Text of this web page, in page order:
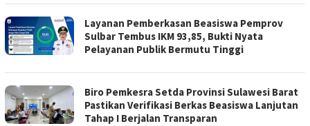
Layanan Pemberkasan Beasiswa Pemprov
Sulbar Tembus IKM 93,85, Bukti Nyata
Pelayanan Publik Bermutu Tinggi
Biro Pemkesra Setda Provinsi Sulawesi Barat
Pastikan Verifikasi Berkas Beasiswa Lanjutan
Tahap I Berjalan Transparan